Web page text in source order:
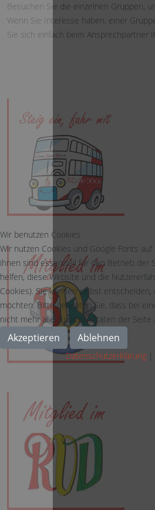
Besuchen Sie die einzelnen Gruppen,
Wenn Sie Interesse haben, einer
Sie sich einfach beim Ansprechpartner
Wir benutzen Cookies
Wir nutzen Cookies und Google Fonts
ihnen sind essenziell für den Betrieb der
helfen, diese Website und die
Cookies). Sie können selbst entscheiden,
möchten. Bitte beachten Sie, dass bei
nicht mehr alle Funktionalitäten der Seite
Akzeptieren Ablehnen
Datenschutzerklärung |